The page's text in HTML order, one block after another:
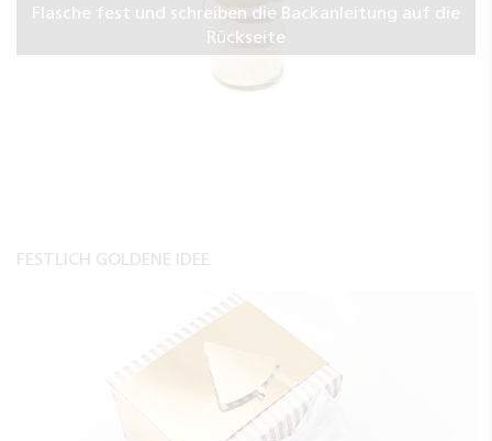
Flasche fest und schreiben die Backanleitung auf die
Rückseite
FESTLICH GOLDENE IDEE